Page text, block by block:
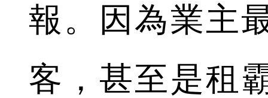
報。因為業主
客，甚至是租